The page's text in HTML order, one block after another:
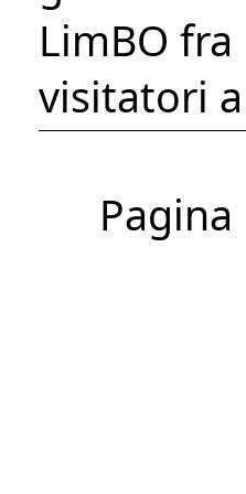
LimBO
visitatori